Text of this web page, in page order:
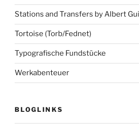
Stations and Transfers by Albert
Tortoise (Torb/Fednet)
Typografische Fundstücke
Werkabenteuer
BLOGLINKS